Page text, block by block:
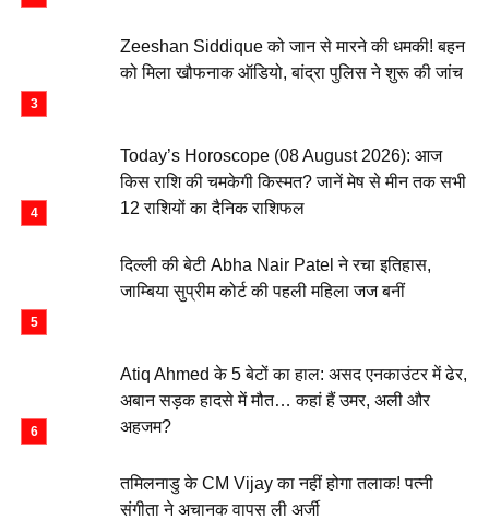
Zeeshan Siddique को जान से मारने की धमकी! बहन
को मिला खौफनाक ऑडियो, बांद्रा पुलिस ने शुरू की जांच
Today’s Horoscope (08 August 2026): आज
किस राशि की चमकेगी किस्मत? जानें मेष से मीन तक सभी
12 राशियों का दैनिक राशिफल
दिल्ली की बेटी Abha Nair Patel ने रचा इतिहास,
जाम्बिया सुप्रीम कोर्ट की पहली महिला जज बनीं
Atiq Ahmed के 5 बेटों का हाल: असद एनकाउंटर में ढेर,
अबान सड़क हादसे में मौत… कहां हैं उमर, अली और
अहजम?
तमिलनाडु के CM Vijay का नहीं होगा तलाक! पत्नी
संगीता ने अचानक वापस ली अर्जी